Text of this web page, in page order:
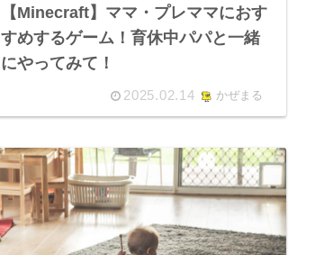
【Minecraft】ママ・プレママにおす
すめするゲーム！育休中パパと一緒
にやってみて！
2025.02.14 かぜまる